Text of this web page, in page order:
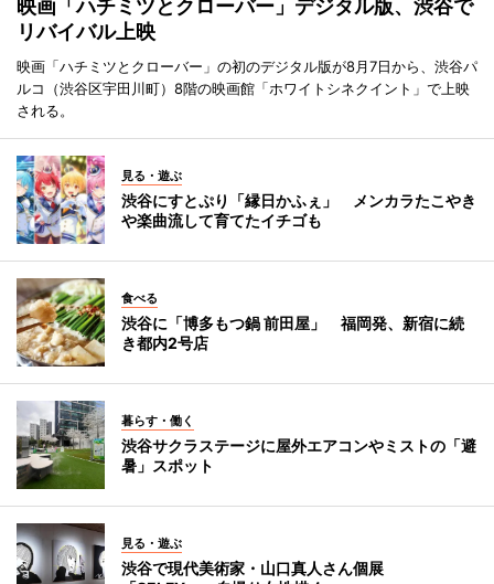
映画「ハチミツとクローバー」デジタル版、渋谷で
リバイバル上映
映画「ハチミツとクローバー」の初のデジタル版が8月7日から、渋谷パ
ルコ（渋谷区宇田川町）8階の映画館「ホワイトシネクイント」で上映
される。
見る・遊ぶ
渋谷にすとぷり「縁日かふぇ」 メンカラたこやき
や楽曲流して育てたイチゴも
食べる
渋谷に「博多もつ鍋 前田屋」 福岡発、新宿に続
き都内2号店
暮らす・働く
渋谷サクラステージに屋外エアコンやミストの「避
暑」スポット
見る・遊ぶ
渋谷で現代美術家・山口真人さん個展